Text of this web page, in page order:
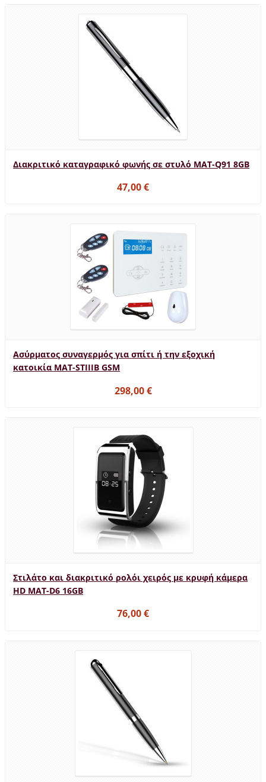
Διακριτικό καταγραφικό φωνής σε στυλό MAT-Q91 8GB
47,00 €
Ασύρματος συναγερμός για σπίτι ή την εξοχική
κατοικία MAT-STIIIB GSM
298,00 €
Στιλάτο και διακριτικό ρολόι χειρός με κρυφή κάμερα
HD MAT-D6 16GB
76,00 €